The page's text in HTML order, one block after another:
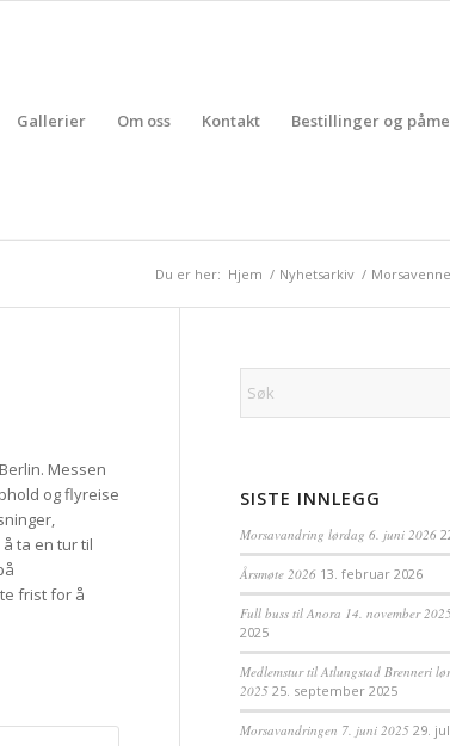
Gallerier Om oss Kontakt Bestillinger og
Du er her: Hjem / Nyhetsarkiv /
Messen
og flyreise
ta en tur til
frist for å
SISTE INNLEGG
Morsavandring lørdag 6. juni 2026
Årsmøte 2026 13. februar 2026
Full buss til Anora 14. november
2025
Medlemstur til Atlungstad Brenneri
2025 25. september 2025
Morsavandringen 7. juni 2025 29.